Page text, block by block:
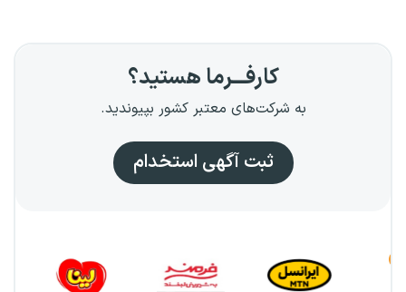
کارفـــرما هستید؟
به شرکت‌های معتبر کشور بپیوندید.
ثبت آگهی استخدام